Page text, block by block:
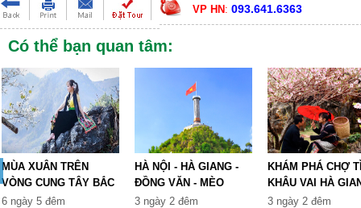
VP HN: 093.641.6363
Có thể bạn quan tâm:
MÙA XUÂN TRÊN
VÒNG CUNG TÂY BẮC
TỔ QUỐ...
6 ngày 5 đêm
HÀ NỘI - HÀ GIANG -
ĐỒNG VĂN - MÈO
VẠC...
3 ngày 2 đêm
KHÁM PHÁ CHỢ
KHÂU VAI HÀ
3 ngày 2 đêm